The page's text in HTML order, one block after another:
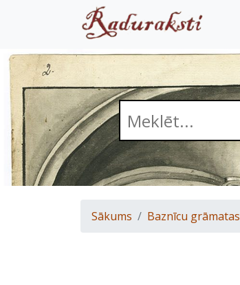
Sākums Baznīcu grāmatas